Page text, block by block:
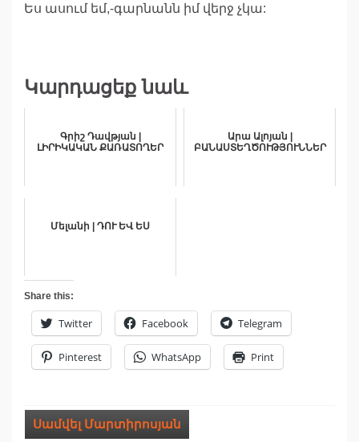
Ես ասում եմ,-գարնանն իմ վերջ չկա:
Կարդացեք նաև
Գրիշ Դավթյան |
ԼԻՐԻԿԱԿԱՆ ՔԱՌԱՏՈՂԵՐ
Արա Ալոյան |
ԲԱՆԱՍՏԵՂԾՈՒԹՅՈՒՆՆԵՐ
Մելանի | ԴՈՒ ԵՎ ԵՍ
Share this:
Twitter Facebook Telegram
Pinterest WhatsApp Print
Սամվել Մարտիրոսյան